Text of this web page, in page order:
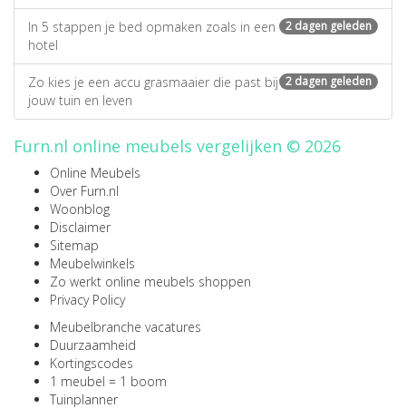
2 dagen geleden
In 5 stappen je bed opmaken zoals in een
hotel
2 dagen geleden
Zo kies je een accu grasmaaier die past bij
jouw tuin en leven
Furn.nl online meubels vergelijken © 2026
Online Meubels
Over Furn.nl
Woonblog
Disclaimer
Sitemap
Meubelwinkels
Zo werkt online meubels shoppen
Privacy Policy
Meubelbranche vacatures
Duurzaamheid
Kortingscodes
1 meubel = 1 boom
Tuinplanner